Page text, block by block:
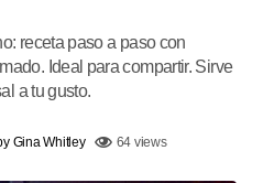
receta paso a paso con
Ideal para compartir. Sirve
a tu gusto.
Gina Whitley 64 views